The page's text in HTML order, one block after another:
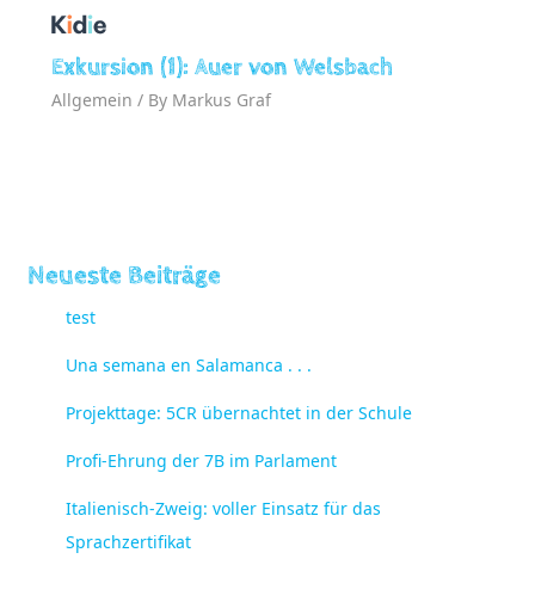
Exkursion (1): Auer von Welsbach
Allgemein / By Markus Graf
Neueste Beiträge
test
Una semana en Salamanca . . .
Projekttage: 5CR übernachtet in der Schule
Profi-Ehrung der 7B im Parlament
Italienisch-Zweig: voller Einsatz für das
Sprachzertifikat